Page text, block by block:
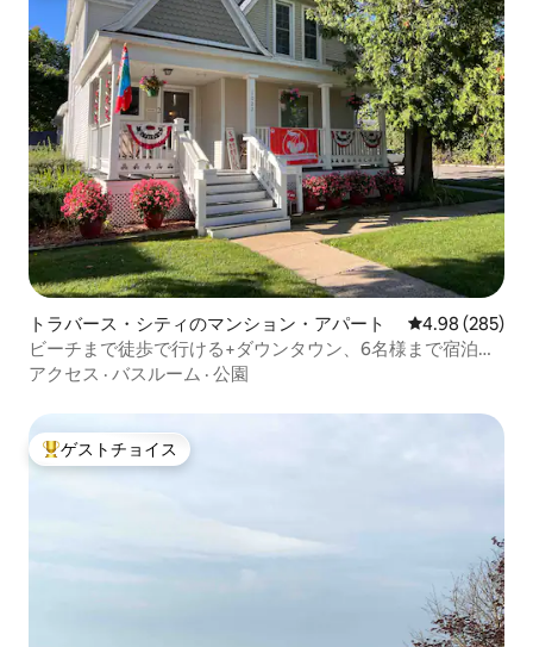
トラバース・シティのマンション・アパート レビュー285
4.98 (285)
ビーチまで徒歩で行ける+ダウンタウン、6名様まで宿泊可
能、駐車場あり - #1
アクセス · バスルーム · 公園
大好評のゲストチョイスです。
ゲストチョイス